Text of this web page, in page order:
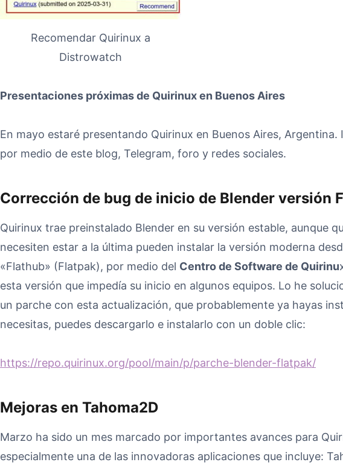
Recomendar Quirinux a
Distrowatch
Presentaciones próximas de Quirinux en Buenos Aires
En mayo estaré presentando Quirinux en Buenos Aires, Argentina.
por medio de este blog, Telegram, foro y redes sociales.
Corrección de bug de inicio de Blender versión
Quirinux trae preinstalado Blender en su versión estable, aunque
necesiten estar a la última pueden instalar la versión moderna
«Flathub» (Flatpak), por medio del Centro de Software de Quirinu
esta versión que impedía su inicio en algunos equipos. Lo he
un parche con esta actualización, que probablemente ya hayas
necesitas, puedes descargarlo e instalarlo con un doble clic:
https://repo.quirinux.org/pool/main/p/parche-blender-flatpak/
Mejoras en Tahoma2D
Marzo ha sido un mes marcado por importantes avances para
especialmente una de las innovadoras aplicaciones que incluye: